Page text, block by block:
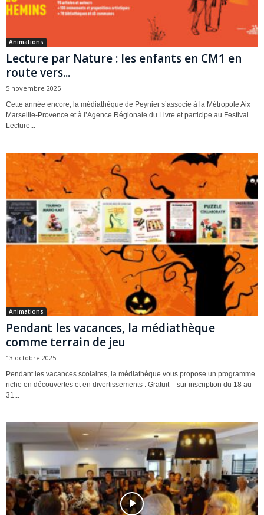
Animations
Lecture par Nature : les enfants en CM1 en
route vers...
5 novembre 2025
Cette année encore, la médiathèque de Peynier s’associe à la Métropole Aix
Marseille-Provence et à l’Agence Régionale du Livre et participe au Festival
Lecture...
Animations
Pendant les vacances, la médiathèque
comme terrain de jeu
13 octobre 2025
Pendant les vacances scolaires, la médiathèque vous propose un programme
riche en découvertes et en divertissements : Gratuit – sur inscription du 18 au
31...